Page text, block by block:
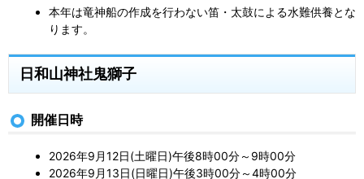
本年は竜神船の作成を行わない笛・太鼓による水難供養とな
ります。
日和山神社鬼獅子
開催日時
2026年9月12日(土曜日)午後8時00分～9時00分
2026年9月13日(日曜日)午後3時00分～4時00分